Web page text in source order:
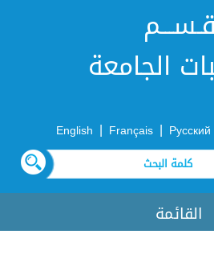
قـســـم
الجامعة
Русский
|
Français
|
English
القائمة